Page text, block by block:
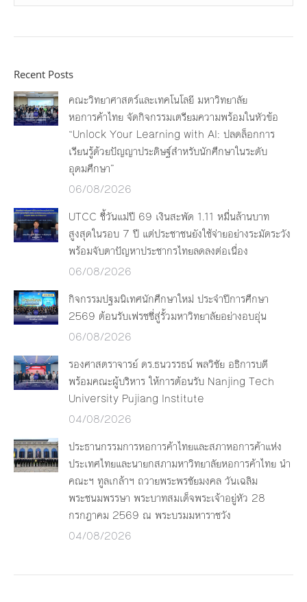
Recent Posts
คณะวิทยาศาสตร์และเทคโนโลยี มหาวิทยาลัย
หอการค้าไทย จัดกิจกรรมเตรียมความพร้อมในหัวข้อ
“Unlock Your Learning with AI: ปลดล็อกการ
เรียนรู้ด้วยปัญญาประดิษฐ์สำหรับนักศึกษาในระดับ
อุดมศึกษา”
06/08/2026
UTCC ชี้วันแม่ปี 69 เงินสะพัด 1.11 หมื่นล้านบาท
สูงสุดในรอบ 7 ปี แต่ประชาชนยังใช้จ่ายอย่างระมัดระวัง
พร้อมจับตาปัญหาประชากรไทยลดลงต่อเนื่อง
06/08/2026
กิจกรรมปฐมนิเทศนักศึกษาใหม่ ประจำปีการศึกษา
2569 ต้อนรับเฟรชชี่สู่รั้วมหาวิทยาลัยอย่างอบอุ่น
06/08/2026
รองศาสตราจารย์ ดร.ธนวรรธน์ พลวิชัย อธิการบดี
พร้อมคณะผู้บริหาร ให้การต้อนรับ Nanjing Tech
University Pujiang Institute
04/08/2026
ประธานกรรมการหอการค้าไทยและสภาหอการค้าแห่ง
ประเทศไทยและนายกสภามหาวิทยาลัยหอการค้าไทย นำ
คณะฯ ทูลเกล้าฯ ถวายพระพรชัยมงคล วันเฉลิม
พระชนมพรรษา พระบาทสมเด็จพระเจ้าอยู่หัว 28
กรกฎาคม 2569 ณ พระบรมมหาราชวัง
04/08/2026